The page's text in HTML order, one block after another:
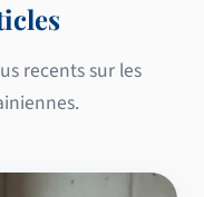
recents sur les